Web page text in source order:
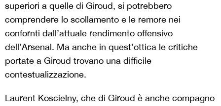
superiori a quelle di Giroud, si potrebbero
comprendere lo scollamento e le remore nei
confornti dall’attuale rendimento offensivo
dell’Arsenal. Ma anche in quest’ottica le critiche
portate a Giroud trovano una difficile
contestualizzazione.
Laurent Koscielny, che di Giroud è anche compagno